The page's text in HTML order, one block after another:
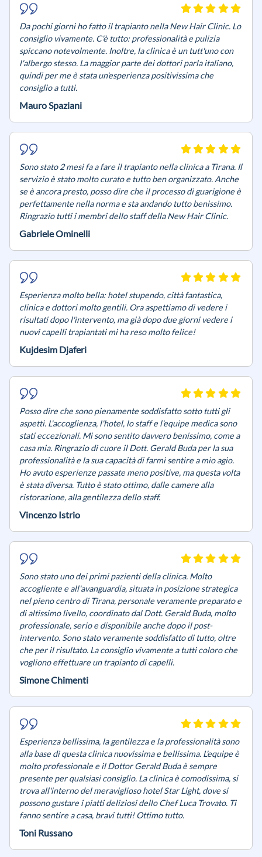
Da pochi giorni ho fatto il trapianto nella New Hair Clinic. Lo
consiglio vivamente. C'è tutto: professionalità e pulizia
spiccano notevolmente. Inoltre, la clinica è un tutt'uno con
l'albergo stesso. La maggior parte dei dottori parla italiano,
quindi per me è stata un'esperienza positivissima che
consiglio a tutti.
Mauro Spaziani
Sono stato 2 mesi fa a fare il trapianto nella clinica a Tirana. Il
servizio è stato molto curato e tutto ben organizzato. Anche
se è ancora presto, posso dire che il processo di guarigione è
perfettamente nella norma e sta andando tutto benissimo.
Ringrazio tutti i membri dello staff della New Hair Clinic.
Gabriele Ominelli
Esperienza molto bella: hotel stupendo, città fantastica,
clinica e dottori molto gentili. Ora aspettiamo di vedere i
risultati dopo l'intervento, ma già dopo due giorni vedere i
nuovi capelli trapiantati mi ha reso molto felice!
Kujdesim Djaferi
Posso dire che sono pienamente soddisfatto sotto tutti gli
aspetti. L'accoglienza, l'hotel, lo staff e l'equipe medica sono
stati eccezionali. Mi sono sentito davvero benissimo, come a
casa mia. Ringrazio di cuore il Dott. Gerald Buda per la sua
professionalità e la sua capacità di farmi sentire a mio agio.
Ho avuto esperienze passate meno positive, ma questa volta
è stata diversa. Tutto è stato ottimo, dalle camere alla
ristorazione, alla gentilezza dello staff.
Vincenzo Istrio
Sono stato uno dei primi pazienti della clinica. Molto
accogliente e all'avanguardia, situata in posizione strategica
nel pieno centro di Tirana, personale veramente preparato e
di altissimo livello, coordinato dal Dott. Gerald Buda, molto
professionale, serio e disponibile anche dopo il post-
intervento. Sono stato veramente soddisfatto di tutto, oltre
che per il risultato. La consiglio vivamente a tutti coloro che
vogliono effettuare un trapianto di capelli.
Simone Chimenti
Esperienza bellissima, la gentilezza e la professionalità sono
alla base di questa clinica nuovissima e bellissima. L'equipe è
molto professionale e il Dottor Gerald Buda è sempre
presente per qualsiasi consiglio. La clinica è comodissima, si
trova all'interno del meraviglioso hotel Star Light, dove si
possono gustare i piatti deliziosi dello Chef Luca Trovato. Ti
fanno sentire a casa, bravi tutti! Ottimo tutto.
Toni Russano